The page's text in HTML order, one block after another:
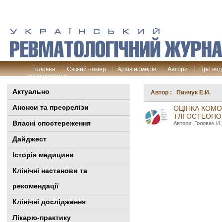
Головна Свіжий номер Архів номерів Автори
Про
рецензування
Актуально
Анонси та пресрелізи
Власні спостереження
Дайджест
Історія медицини
Клінiчні настанови та
рекомендації
Клінічні дослідження
Лікарю-практику
Автор : Пинчук Е.И.
ОЦІНКА
ТЛІ
Автори: Головач